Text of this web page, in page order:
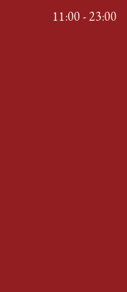
11:00 - 23:00